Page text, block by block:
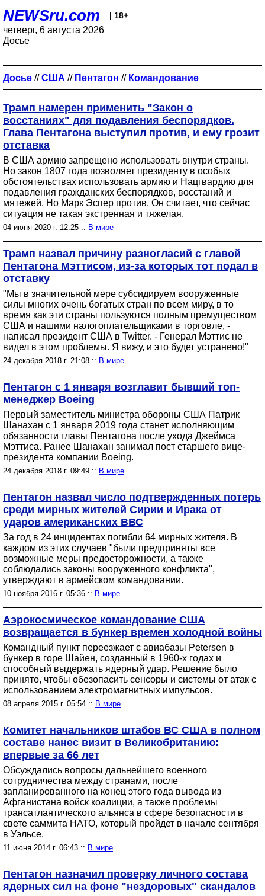
NEWSru.com | 18+
четверг, 6 августа 2026
Досье
Досье //США // Пентагон // Командование
Трамп намерен применить "Закон о
восстаниях" для подавления беспорядков.
Глава Пентагона выступил против, и ему грозит
отставка
В США армию запрещено использовать внутри страны.
Но закон 1807 года позволяет президенту в особых
обстоятельствах использовать армию и Нацгвардию для
подавления гражданских беспорядков, восстаний и
мятежей. Но Марк Эспер против. Он считает, что сейчас
ситуация не такая экстренная и тяжелая.
04 июня 2020 г. 12:25 :: В мире
Трамп назвал причину разногласий с главой
Пентагона Мэттисом, из-за которых тот подал в
отставку
"Мы в значительной мере субсидируем вооруженные
силы многих очень богатых стран по всем миру, в то
время как эти страны пользуются полным премуществом
США и нашими налогоплательщиками в торговле, -
написал президент США в Twitter. - Генерал Мэттис не
видел в этом проблемы. Я вижу, и это будет устранено!"
24 декабря 2018 г. 21:08 :: В мире
Пентагон с 1 января возглавит бывший топ-
менеджер Boeing
Первый заместитель министра обороны США Патрик
Шанахан с 1 января 2019 года станет исполняющим
обязанности главы Пентагона после ухода Джеймса
Мэттиса. Ранее Шанахан занимал пост старшего вице-
президента компании Boeing.
24 декабря 2018 г. 09:49 :: В мире
Пентагон назвал число подтвержденных потерь
среди мирных жителей Сирии и Ирака от
ударов американских ВВС
За год в 24 инцидентах погибли 64 мирных жителя. В
каждом из этих случаев "были предприняты все
возможные меры предосторожности, а также
соблюдались законы вооруженного конфликта",
утверждают в армейском командовании.
10 ноября 2016 г. 05:36 :: В мире
Аэрокосмическое командование США
возвращается в бункер времен холодной войны
Командный пункт переезжает с авиабазы Petersen в
бункер в горе Шайен, созданный в 1960-х годах и
способный выдержать ядерный удар. Решение было
принято, чтобы обезопасить сенсоры и системы от атак с
использованием электромагнитных импульсов.
08 апреля 2015 г. 05:54 :: В мире
Комитет начальников штабов ВС США в полном
составе нанес визит в Великобританию:
впервые за 66 лет
Обсуждались вопросы дальнейшего военного
сотрудничества между странами, после
запланированного на конец этого года вывода из
Афганистана войск коалиции, а также проблемы
трансатлантического альянса в сфере безопасности в
свете саммита НАТО, который пройдет в начале сентября
в Уэльсе.
11 июня 2014 г. 06:43 :: В мире
Пентагон назначил проверку личного состава
ядерных сил на фоне "нездоровых" скандалов